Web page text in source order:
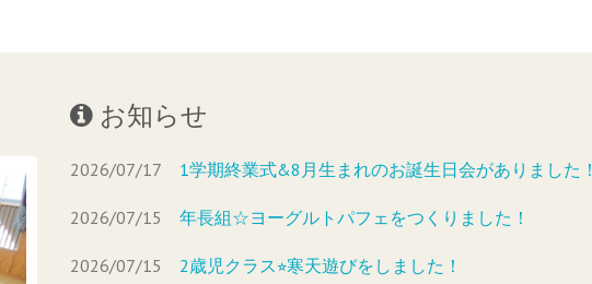
お知らせ
2026/07/17 1学期終業式&8月生まれのお誕生日会がありました！
2026/07/15 年長組☆ヨーグルトパフェをつくりました！
2026/07/15 2歳児クラス⭐︎寒天遊びをしました！